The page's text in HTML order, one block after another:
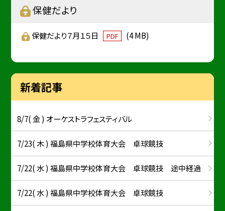
保健だより
保健だより７月１５日 PDF (4 MB)
新着記事
8/7( 金 ) オーケストラフェスティバル
7/23( 木 ) 福島県中学校体育大会 卓球競技
7/22( 水 ) 福島県中学校体育大会 卓球競技 途中経過
7/22( 水 ) 福島県中学校体育大会 卓球競技